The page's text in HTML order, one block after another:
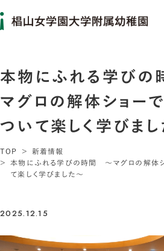
本物にふれる学び
マグロの解体ショーで
ついて楽しく学びまし
TOP
新着情報
本物にふれる学びの時間 ～マグロの解体シ
て楽しく学びました～
2025.12.15